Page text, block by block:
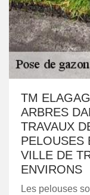
TM
ARBRES
TRAVAUX
PELOUSES
VILLE DE
ENVIRONS
Les pelouses